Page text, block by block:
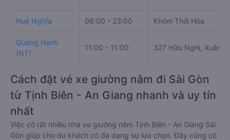
Huệ Nghĩa 06:00 - 23:00 Khóm Thới Hòa
Quang Hạnh
(NT)
11:00 - 11:00 327 Hữu Nghị, Xuân
Cách đặt vé xe giường nằm đi Sài Gòn
từ Tịnh Biên - An Giang nhanh và uy tín
nhất
Việc có rất nhiều nhà xe giường nằm Tịnh Biên - An Giang Sài
Gòn giúp cho du khách có đa dạng sự lựa chọn. Đây cũng có